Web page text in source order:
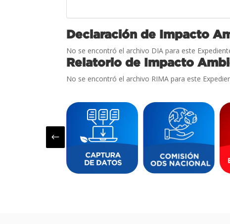
Declaración de Impacto
No se encontró el archivo DIA para este
Relatorio de Impacto
No se encontró el archivo RIMA para este
#